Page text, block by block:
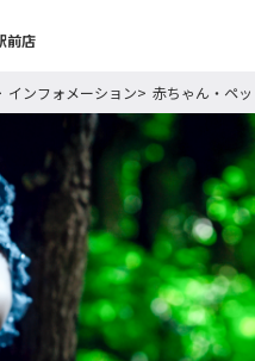
前店
インフォメーション 赤ちゃん・ペ